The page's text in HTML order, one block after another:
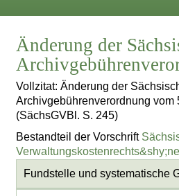
Änderung der
Vollzitat: Änderung der
Archivgebührenverordnung vom
(SächsGVBl. S. 245)
Bestandteil der Vorschrift
Fundstelle und systematische